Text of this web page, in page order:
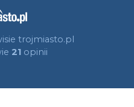
trojmiasto.pl
21 opinii